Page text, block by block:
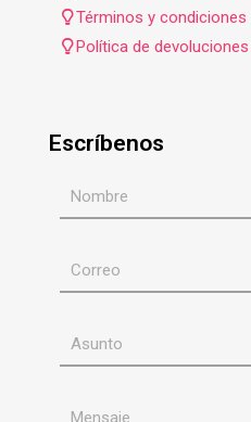
Términos y condiciones
Política de
Escríbenos